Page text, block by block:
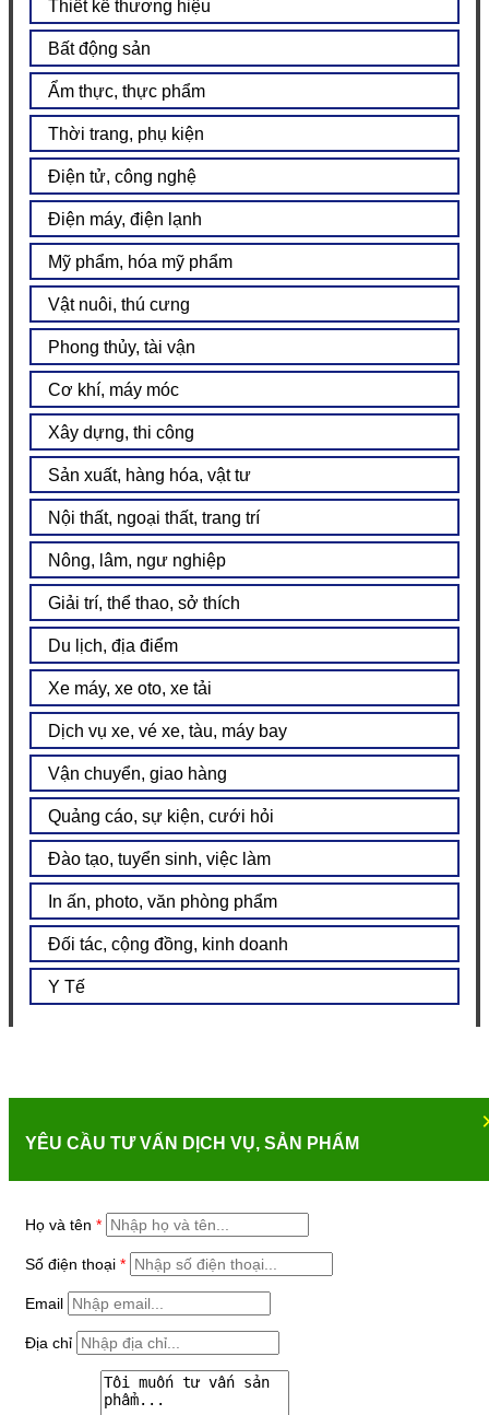
Thiết kế thương hiệu
Bất động sản
Ẩm thực, thực phẩm
Thời trang, phụ kiện
Điện tử, công nghệ
Điện máy, điện lạnh
Mỹ phẩm, hóa mỹ phẩm
Vật nuôi, thú cưng
Phong thủy, tài vận
Cơ khí, máy móc
Xây dựng, thi công
Sản xuất, hàng hóa, vật tư
Nội thất, ngoại thất, trang trí
Nông, lâm, ngư nghiệp
Giải trí, thể thao, sở thích
Du lịch, địa điểm
Xe máy, xe oto, xe tải
Dịch vụ xe, vé xe, tàu, máy bay
Vận chuyển, giao hàng
Quảng cáo, sự kiện, cưới hỏi
Đào tạo, tuyển sinh, việc làm
In ấn, photo, văn phòng phẩm
Đối tác, cộng đồng, kinh doanh
Y Tế
YÊU CẦU TƯ VẤN DỊCH VỤ, SẢN PHẨM
Họ và tên *
Số điện thoại *
Email
Địa chỉ